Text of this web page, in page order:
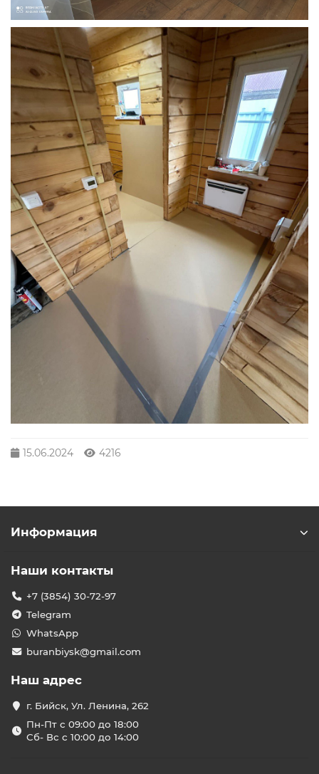
15.06.2024 4216
Информация
Наши контакты
+7 (3854) 30-72-97
Telegram
WhatsApp
buranbiysk@gmail.com
Наш адрес
г. Бийск, Ул. Ленина, 262
Пн-Пт с 09:00 до 18:00
Сб- Вс с 10:00 до 14:00